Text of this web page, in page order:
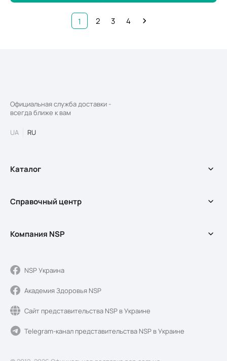
1 2 3 4
Официальная служба доставки -
всегда ближе к вам
UA RU
Каталог
Оздоровительные программы
Мерч
Справочный центр
Обмен и возврат
Доставка и оплата
Обмен и возврат
Компания NSP
О компании NSP
Новости Sunshine
Блог
Контакты
NSP Украина
Академия Здоровья NSP
Сайт представительства NSP в Украине
Telegram-канал представительства NSP в Украине